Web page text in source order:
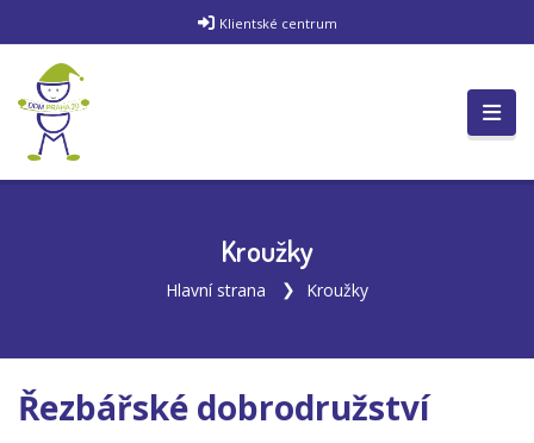
Klientské centrum
Kroužky
Hlavní strana Kroužky
Řezbářské dobrodružství